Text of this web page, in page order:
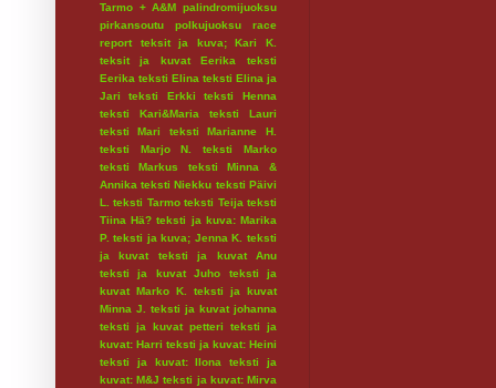
Tarmo + A&M palindromijuoksu
pirkansoutu
polkujuoksu
race
report
teksit ja kuva; Kari K.
teksit ja kuvat Eerika
teksti
Eerika teksti Elina teksti Elina ja
Jari
teksti Erkki
teksti Henna
teksti Kari&Maria
teksti Lauri
teksti Mari
teksti Marianne H.
teksti Marjo N.
teksti Marko
teksti Markus
teksti Minna &
Annika teksti Niekku teksti Päivi
L.
teksti Tarmo teksti Teija teksti
Tiina Hä? teksti ja kuva: Marika
P. teksti ja kuva; Jenna K.
teksti
ja kuvat
teksti ja kuvat Anu
teksti ja kuvat Juho
teksti ja
kuvat Marko K.
teksti ja kuvat
Minna J.
teksti ja kuvat johanna
teksti ja kuvat petteri
teksti ja
kuvat: Harri teksti ja kuvat: Heini
teksti ja kuvat: Ilona
teksti ja
kuvat: M&J teksti ja kuvat: Mirva